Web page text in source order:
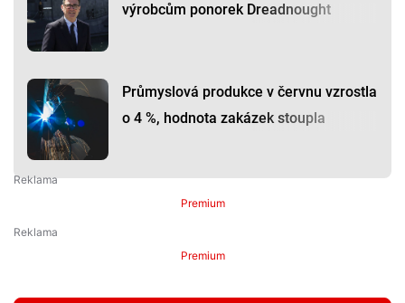
výrobcům ponorek Dreadnought
Průmyslová produkce v červnu vzrostla
o 4 %, hodnota zakázek stoupla
Premium
Premium